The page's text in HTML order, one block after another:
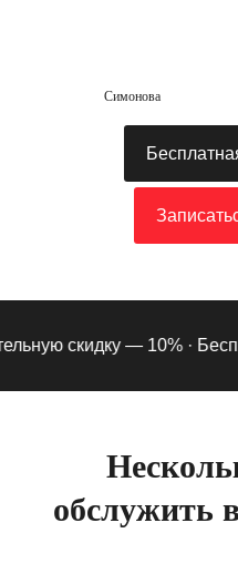
Симонова
скидку — 10% ·
обслужить